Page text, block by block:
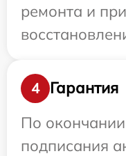
ремонта и
4
Гарантия
По
подписания